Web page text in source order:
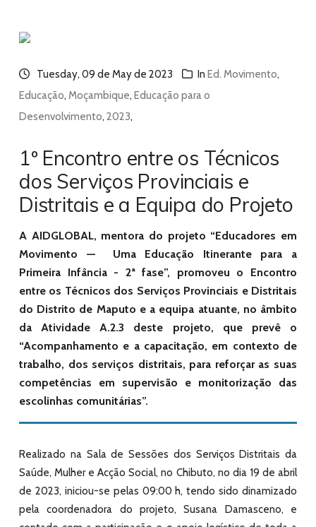
Tuesday, 09 de May de 2023 In Ed. Movimento,
Educação, Moçambique, Educação para o
Desenvolvimento, 2023,
1º Encontro entre os Técnicos
dos Serviços Provinciais e
Distritais e a Equipa do Projeto
A AIDGLOBAL, mentora do projeto “Educadores em
Movimento — Uma Educação Itinerante para a
Primeira Infância - 2ª fase”, promoveu o Encontro
entre os Técnicos dos Serviços Provinciais e Distritais
do Distrito de Maputo e a equipa atuante, no âmbito
da Atividade A.2.3 deste projeto, que prevê o
“Acompanhamento e a capacitação, em contexto de
trabalho, dos serviços distritais, para reforçar as suas
competências em supervisão e monitorização das
escolinhas comunitárias”.
Realizado na Sala de Sessões dos Serviços Distritais da
Saúde, Mulher e Acção Social, no Chibuto, no dia 19 de abril
de 2023, iniciou-se pelas 09:00 h, tendo sido dinamizado
pela coordenadora do projeto, Susana Damasceno, e